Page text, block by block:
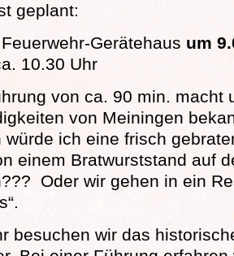
geplant:
Gerätehaus um
10.30 Uhr
von ca. 90 min. macht
von Meiningen
würde ich eine frisch
einem Bratwurststand auf
Oder wir gehen in ein
besuchen wir das